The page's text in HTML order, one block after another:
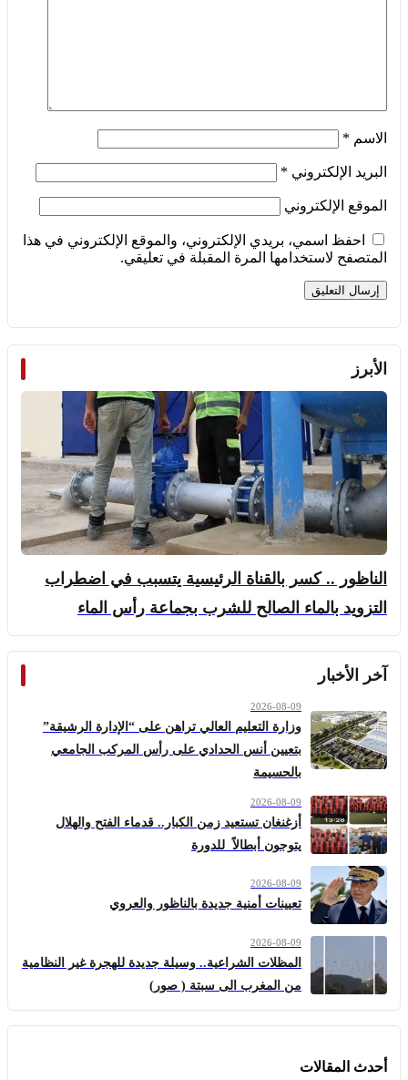
الاسم *
البريد الإلكتروني *
الموقع الإلكتروني
احفظ اسمي، بريدي الإلكتروني، والموقع الإلكتروني في هذا
المتصفح لاستخدامها المرة المقبلة في تعليقي.
الأبرز
الناظور .. كسر بالقناة الرئيسية يتسبب في اضطراب
التزويد بالماء الصالح للشرب بجماعة رأس الماء
آخر الأخبار
2026-08-09
وزارة التعليم العالي تراهن على “الإدارة الرشيقة”
بتعيين أنس الحدادي على رأس المركب الجامعي
بالحسيمة
2026-08-09
أزغنغان تستعيد زمن الكبار.. قدماء الفتح والهلال
يتوجون أبطالاً للدورة
2026-08-09
تعيينات أمنية جديدة بالناظور والعروي
2026-08-09
المظلات الشراعية.. وسيلة جديدة للهجرة غير النظامية
من المغرب الى سبتة ( صور)
أحدث المقالات